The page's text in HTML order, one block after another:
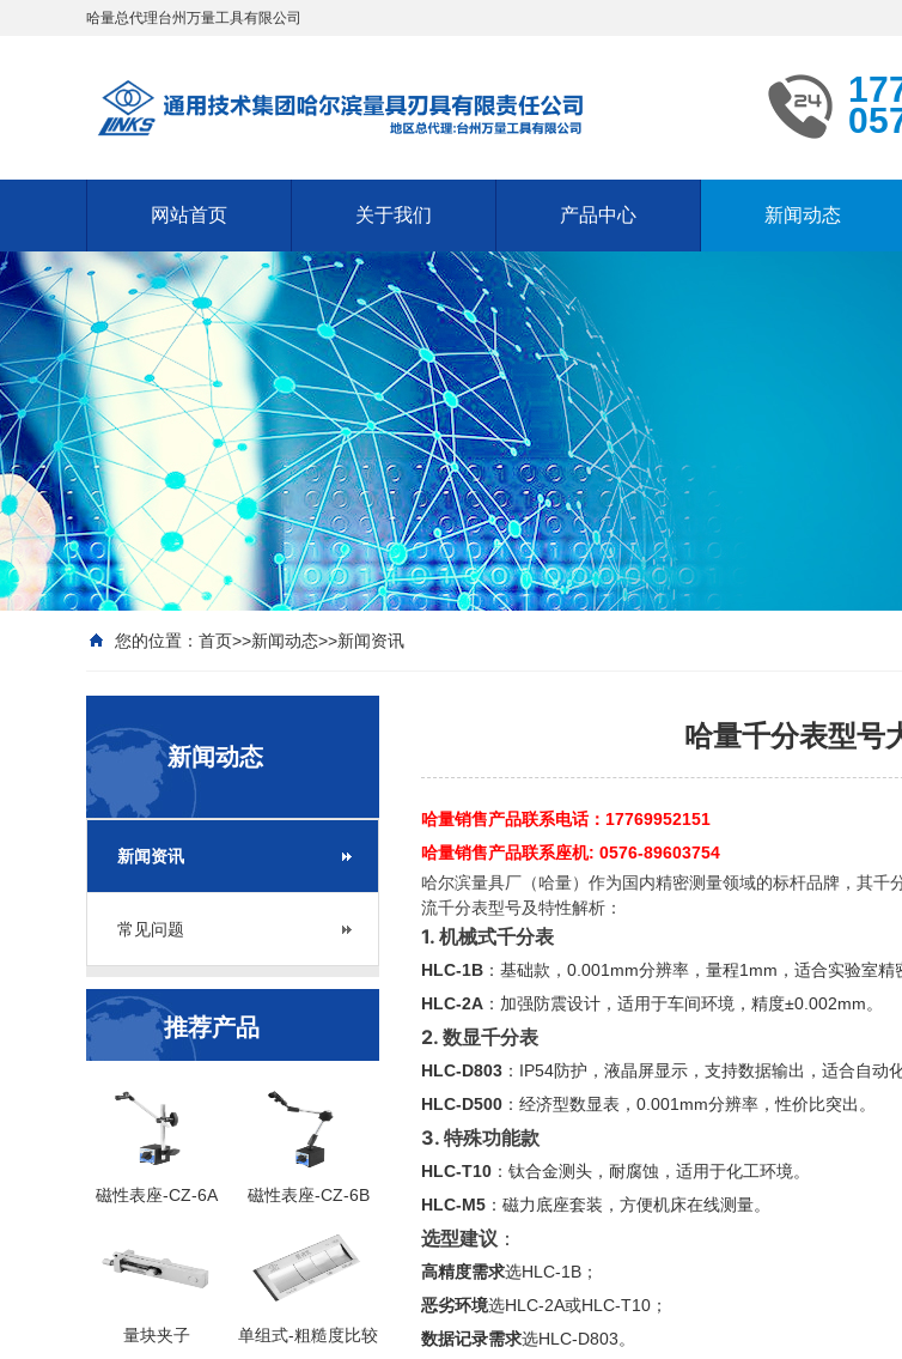
哈量总代理台州万量工具有限公司
网站首页 关于我们 产品中心 新闻动态
您的位置： 首页>>新闻动态>>新闻资讯
新闻动态
新闻资讯
常见问题
推荐产品
磁性表座-CZ-6A 磁性表座-CZ-6B
量块夹子
单组式-粗糙度比较
哈量千分表型号
哈量销售产品联系电话：17769952151
哈量销售产品联系座机: 0576-89603754
哈尔滨量具厂（哈量）作为国内精密测量领域的标杆品牌，其
流千分表型号及特性解析：
1. 机械式千分表
HLC-1B ：基础款，0.001mm分辨率，量程1mm，适合实验室精
HLC-2A ：加强防震设计，适用于车间环境，精度±0.002mm。
2. 数显千分表
HLC-D803 ：IP54防护，液晶屏显示，支持数据输出，适合自动化
HLC-D500 ：经济型数显表，0.001mm分辨率，性价比突出。
3. 特殊功能款
HLC-T10 ：钛合金测头，耐腐蚀，适用于化工环境。
HLC-M5 ：磁力底座套装，方便机床在线测量。
选型建议 ：
高精度需求选HLC-1B；
恶劣环境选HLC-2A或HLC-T10；
数据记录需求选HLC-D803。